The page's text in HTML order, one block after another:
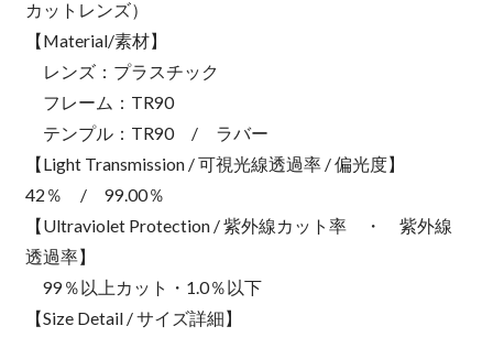
カットレンズ）
【Material/素材】
レンズ：プラスチック
フレーム：TR90
テンプル：TR90 / ラバー
【Light Transmission / 可視光線透過率 / 偏光度】
42％ / 99.00％
【Ultraviolet Protection / 紫外線カット率 ・ 紫外線
透過率】
99％以上カット・1.0％以下
【Size Detail / サイズ詳細】